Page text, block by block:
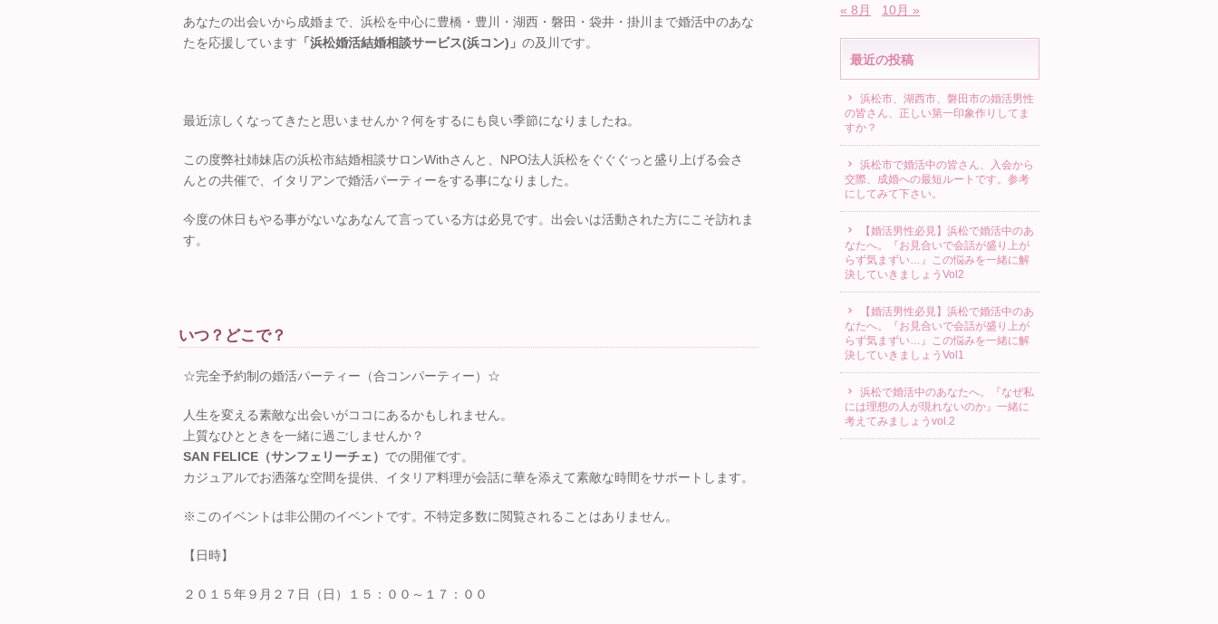
あなたの出会いから成婚まで、浜松を中心に豊橋・豊川・湖西・磐田・袋井・掛川まで婚活中のあな
たを応援しています 「浜松婚活結婚相談サービス(浜コン)」 の及川です。
最近涼しくなってきたと思いませんか？何をするにも良い季節になりましたね。
この度弊社姉妹店の浜松市結婚相談サロンWithさんと、NPO法人浜松をぐぐぐっと盛り上げる会さ
んとの共催で、イタリアンで婚活パーティーをする事になりました。
今度の休日もやる事がないなあなんて言っている方は必見です。出会いは活動された方にこそ訪れま
す。
いつ？どこで？
☆完全予約制の婚活パーティー（合コンパーティー）☆
人生を変える素敵な出会いがココにあるかもしれません。
上質なひとときを一緒に過ごしませんか？
SAN FELICE（サンフェリーチェ） での開催です。
カジュアルでお洒落な空間を提供、イタリア料理が会話に華を添えて素敵な時間をサポートします。
※このイベントは非公開のイベントです。不特定多数に閲覧されることはありません。
【日時】
２０１５年９月２７日（日）１５：００～１７：００
« 8月
10月 »
最近の投稿
浜松市、湖西市、磐田市の婚活男性
の皆さん、正しい第一印象作りしてま
すか？
浜松市で婚活中の皆さん、入会から
交際、成婚への最短ルートです。参考
にしてみて下さい。
【婚活男性必見】浜松で婚活中のあ
なたへ。『お見合いで会話が盛り上が
らず気まずい…』この悩みを一緒に解
決していきましょうVol2
【婚活男性必見】浜松で婚活中のあ
なたへ。『お見合いで会話が盛り上が
らず気まずい…』この悩みを一緒に解
決していきましょうVol1
浜松で婚活中のあなたへ。『なぜ私
には理想の人が現れないのか』一緒に
考えてみましょうvol.2